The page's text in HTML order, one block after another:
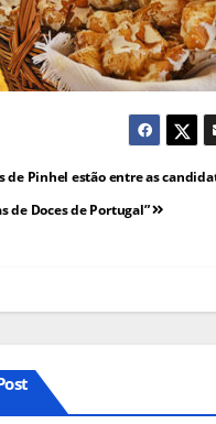
de Pinhel estão entre as
de Doces de Portugal”